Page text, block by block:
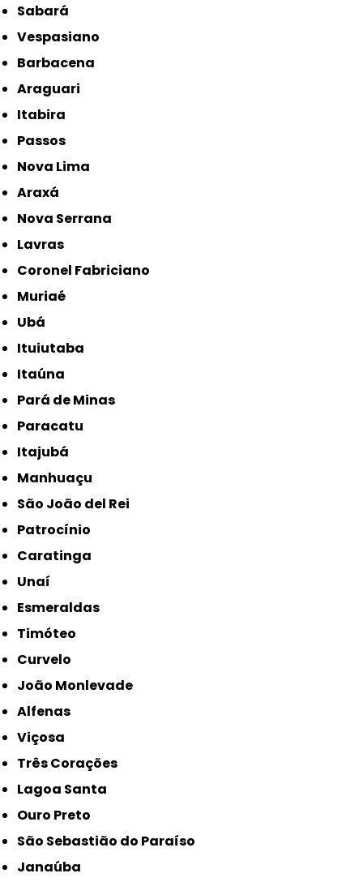
Sabará
Vespasiano
Barbacena
Araguari
Itabira
Passos
Nova Lima
Araxá
Nova Serrana
Lavras
Coronel Fabriciano
Muriaé
Ubá
Ituiutaba
Itaúna
Pará de Minas
Paracatu
Itajubá
Manhuaçu
São João del Rei
Patrocínio
Caratinga
Unaí
Esmeraldas
Timóteo
Curvelo
João Monlevade
Alfenas
Viçosa
Três Corações
Lagoa Santa
Ouro Preto
São Sebastião do Paraíso
Janaúba